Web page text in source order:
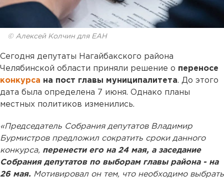
© Алексей Колчин для ЕАН
Сегодня депутаты Нагайбакского района
Челябинской области приняли решение о переносе
конкурса на пост главы муниципалитета. До этого
дата была определена 7 июня. Однако планы
местных политиков изменились.
«Председатель Собрания депутатов Владимир
Бурмистров предложил сократить сроки данного
конкурса, перенести его на 24 мая, а заседание
Собрания депутатов по выборам главы района - на
26 мая. Мотивировал он тем, что необходимо выбрать